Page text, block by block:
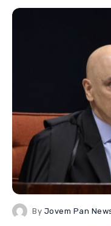
By Jovem Pan